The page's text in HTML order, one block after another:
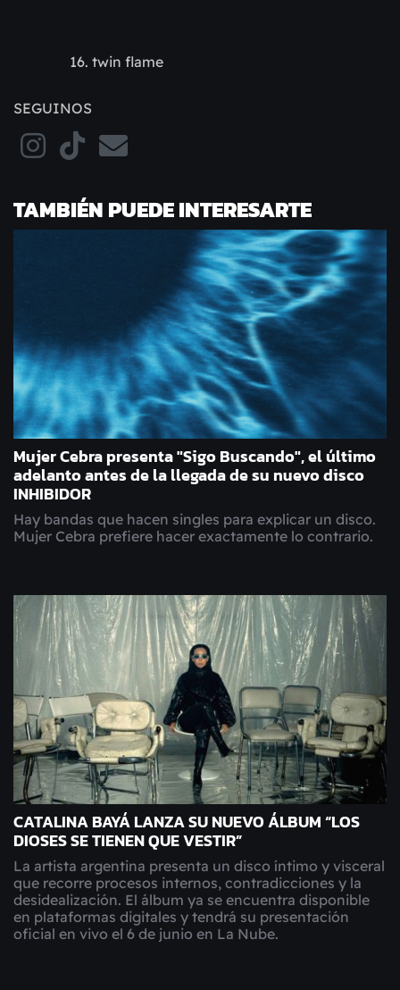
twin flame
SEGUINOS
TAMBIÉN PUEDE INTERESARTE
Mujer Cebra presenta "Sigo Buscando", el último
adelanto antes de la llegada de su nuevo disco
INHIBIDOR
Hay bandas que hacen singles para explicar un disco.
Mujer Cebra prefiere hacer exactamente lo contrario.
CATALINA BAYÁ LANZA SU NUEVO ÁLBUM “LOS
DIOSES SE TIENEN QUE VESTIR”
La artista argentina presenta un disco íntimo y visceral
que recorre procesos internos, contradicciones y la
desidealización. El álbum ya se encuentra disponible
en plataformas digitales y tendrá su presentación
oficial en vivo el 6 de junio en La Nube.